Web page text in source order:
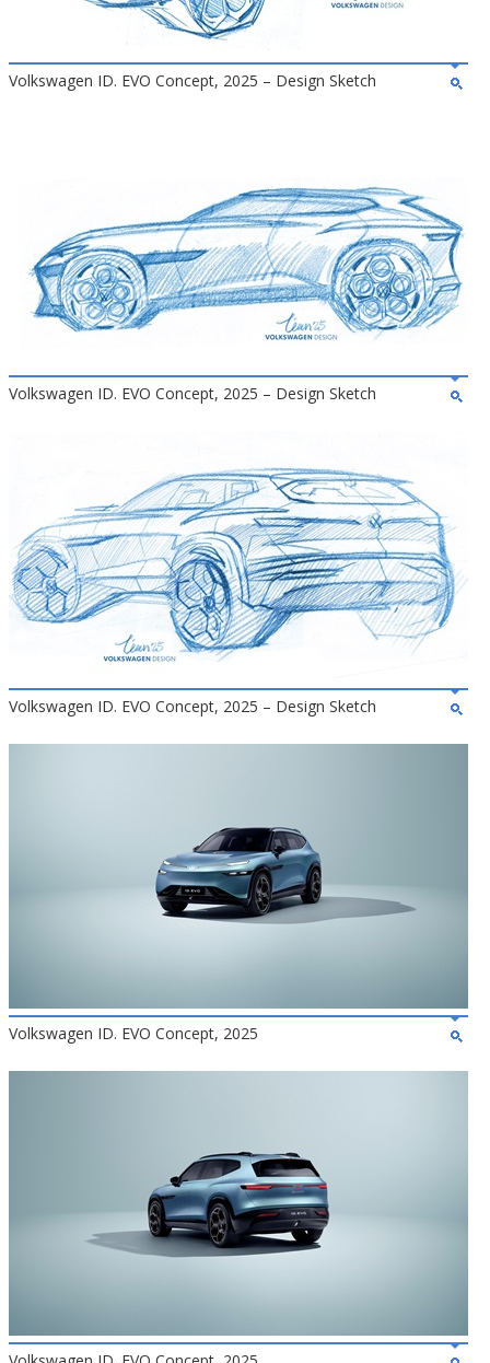
Volkswagen ID. EVO Concept, 2025 – Design Sketch
Volkswagen ID. EVO Concept, 2025 – Design Sketch
Volkswagen ID. EVO Concept, 2025 – Design Sketch
Volkswagen ID. EVO Concept, 2025